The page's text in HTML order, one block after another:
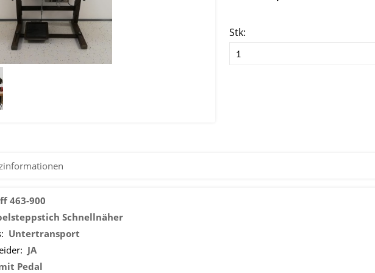
Stk:
463-900
Schnellnäher
Untertransport
JA
Pedal